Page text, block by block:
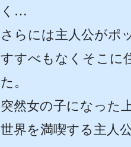
く…
さらには主人公がポ
すすべもなくそこに
た。
突然女の子になった
世界を満喫する主人